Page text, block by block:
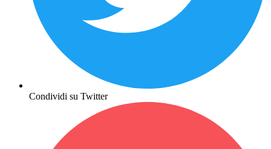
Condividi su Twitter